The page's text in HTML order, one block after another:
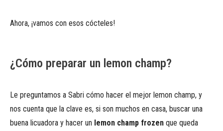
Ahora, ¡vamos con esos cócteles!
¿Cómo preparar un lemon champ?
Le preguntamos a Sabri cómo hacer el mejor lemon champ, y
nos cuenta que la clave es, si son muchos en casa, buscar una
buena licuadora y hacer un lemon champ frozen que queda